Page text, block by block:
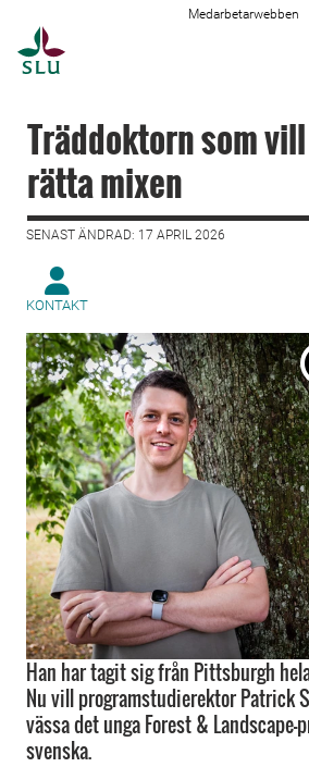
Medarbetarwebben
Träddoktorn som
rätta mixen
SENAST ÄNDRAD: 17 APRIL 2026
KONTAKT
Han har tagit sig från Pittsburgh
Nu vill programstudierektor Patrick
vässa det unga Forest & Landscape-
svenska.